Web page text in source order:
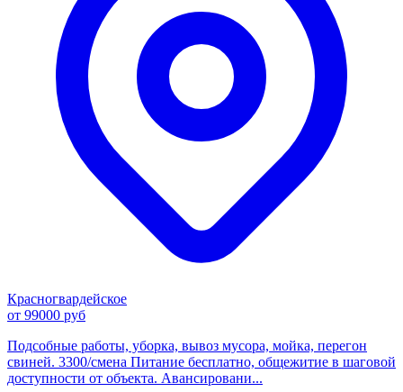
Красногвардейское
от 99000 руб
Подсобные работы, уборка, вывоз мусора, мойка, перегон
свиней. 3300/смена Питание бесплатно, общежитие в шаговой
доступности от объекта. Авансировани...